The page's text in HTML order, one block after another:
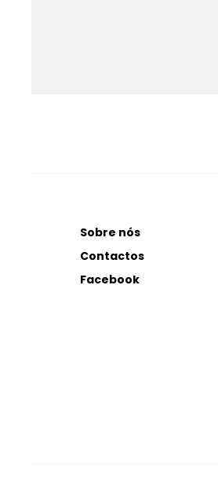
Sobre nós
Contactos
Facebook